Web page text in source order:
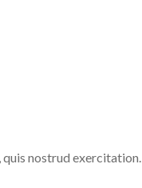
quis nostrud exercitation.